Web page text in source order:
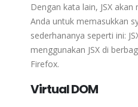
Dengan kata lain, JSX
Anda untuk memasukkan
sederhananya seperti ini:
menggunakan JSX di
Firefox.
Virtual DOM